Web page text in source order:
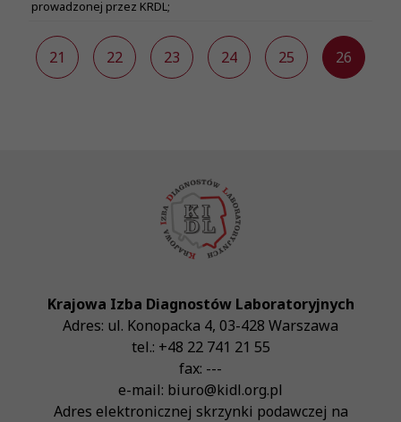
prowadzonej przez KRDL;
21 22 23 24 25 26
Krajowa Izba Diagnostów Laboratoryjnych
Adres: ul. Konopacka 4, 03-428 Warszawa
tel.: +48 22 741 21 55
fax: ---
e-mail: biuro@kidl.org.pl
Adres elektronicznej skrzynki podawczej na